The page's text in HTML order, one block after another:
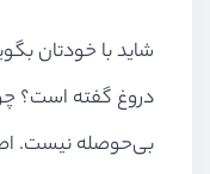
شاید با خودتان
دروغ گفته است؟
بی‌حوصله نیست.